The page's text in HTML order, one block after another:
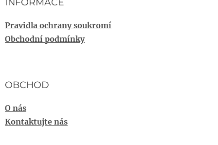
Pravidla ochrany soukromí
Obchodní podmínky
OBCHOD
O nás
Kontaktujte nás